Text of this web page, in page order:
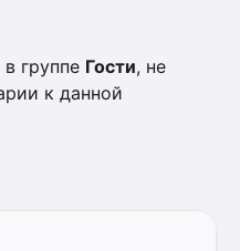
группе Гости, не
к данной